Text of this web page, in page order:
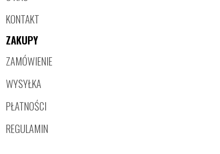
KONTAKT
ZAKUPY
ZAMÓWIENIE
WYSYŁKA
PŁATNOŚCI
REGULAMIN